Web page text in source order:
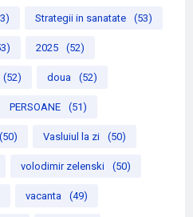
Strategii in sanatate (53)
2025 (52)
(52) doua (52)
PERSOANE (51)
(50) Vasluiul la zi (50)
volodimir zelenski (50)
vacanta (49)